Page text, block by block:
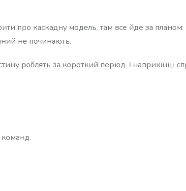
про каскадну модель, там все йде за
не починають.
роблять за короткий період. І наприкінці
команд.